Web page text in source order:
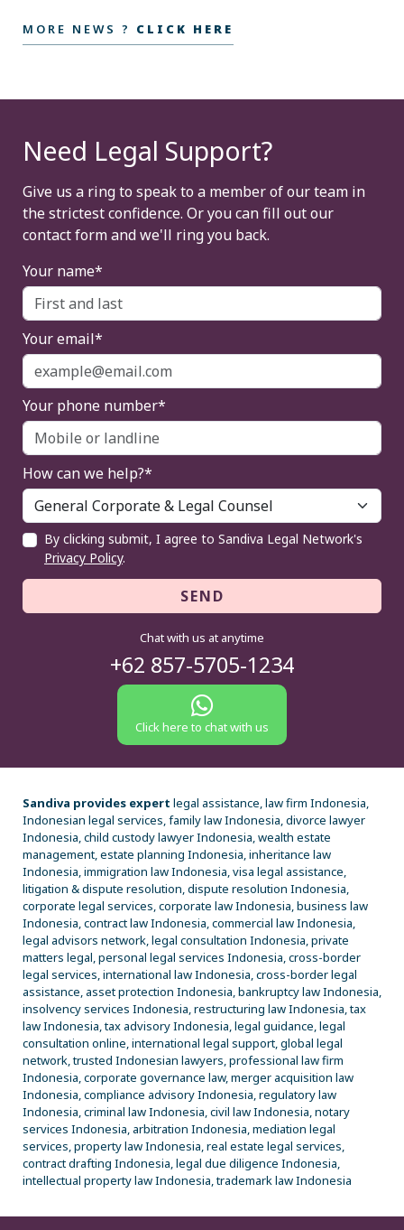
MORE NEWS ? CLICK HERE
Need Legal Support?
Give us a ring to speak to a member of our team in
the strictest confidence. Or you can fill out our
contact form and we'll ring you back.
Your name*
Your email*
Your phone number*
How can we help?*
By clicking submit, I agree to Sandiva Legal Network's
Privacy Policy.
SEND
Chat with us at anytime
+62 857-5705-1234
Click here to chat with us
Sandiva provides expert legal assistance, law firm Indonesia,
Indonesian legal services, family law Indonesia, divorce lawyer
Indonesia, child custody lawyer Indonesia, wealth estate
management, estate planning Indonesia, inheritance law
Indonesia, immigration law Indonesia, visa legal assistance,
litigation & dispute resolution, dispute resolution Indonesia,
corporate legal services, corporate law Indonesia, business law
Indonesia, contract law Indonesia, commercial law Indonesia,
legal advisors network, legal consultation Indonesia, private
matters legal, personal legal services Indonesia, cross-border
legal services, international law Indonesia, cross-border legal
assistance, asset protection Indonesia, bankruptcy law Indonesia,
insolvency services Indonesia, restructuring law Indonesia, tax
law Indonesia, tax advisory Indonesia, legal guidance, legal
consultation online, international legal support, global legal
network, trusted Indonesian lawyers, professional law firm
Indonesia, corporate governance law, merger acquisition law
Indonesia, compliance advisory Indonesia, regulatory law
Indonesia, criminal law Indonesia, civil law Indonesia, notary
services Indonesia, arbitration Indonesia, mediation legal
services, property law Indonesia, real estate legal services,
contract drafting Indonesia, legal due diligence Indonesia,
intellectual property law Indonesia, trademark law Indonesia